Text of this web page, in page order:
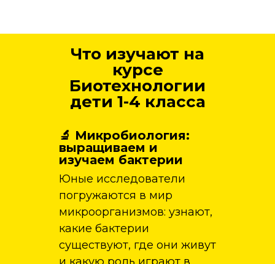
Что изучают на
курсе
Биотехнологии
дети 1-4 класса
🔬 Микробиология:
выращиваем и
изучаем бактерии
Юные исследователи
погружаются в мир
микроорганизмов: узнают,
какие бактерии
существуют, где они живут